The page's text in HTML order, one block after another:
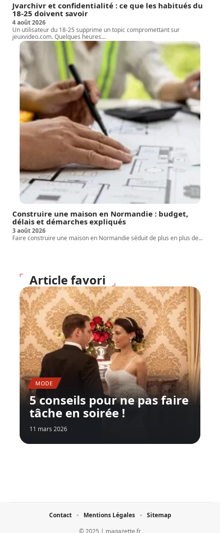
Jvarchivr et confidentialité : ce que les habitués du
18-25 doivent savoir
4 août 2026
Un utilisateur du 18-25 supprime un topic compromettant sur
jeuxvideo.com. Quelques heures…
Construire une maison en Normandie : budget,
délais et démarches expliqués
3 août 2026
Faire construire une maison en Normandie séduit de plus en plus de…
Article favori
MODE
5 conseils pour ne pas faire
tâche en soirée !
11 mars 2026
Contact Mentions Légales Sitemap